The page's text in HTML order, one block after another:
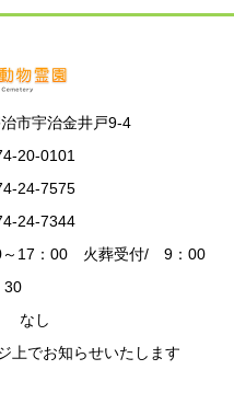
市宇治金井戸9-4
20-0101
24-7575
24-7344
～17：00 火葬受付/ 9：00
30
なし
上でお知らせいたします